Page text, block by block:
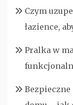
Czym
łazience,
Pralka w